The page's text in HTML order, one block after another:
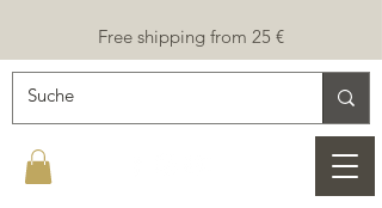
Free shipping from 25 €